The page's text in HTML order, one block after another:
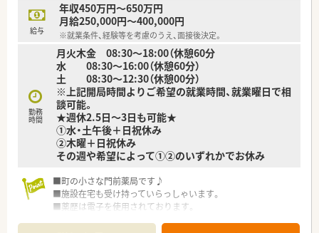
給与
年収450万円～650万円
月給250,000円～400,000円
※就業条件、経験等を考慮のうえ、面接後決定。
勤務
時間
月火木金 08:30～18:00（休憩60分
水 08:30～16:00（休憩60分）
土 08:30～12:30（休憩00分）
※上記開局時間よりご希望の就業時間、就業曜日で相
談可能。
★週休2.5日～3日も可能★
①水・土午後＋日祝休み
②木曜＋日祝休み
その週や希望によって①②のいずれかでお休み
■町の小さな門前薬局です♪
■施設在宅も受け持っていらっしゃいます。
■薬歴は電子を使用されております。